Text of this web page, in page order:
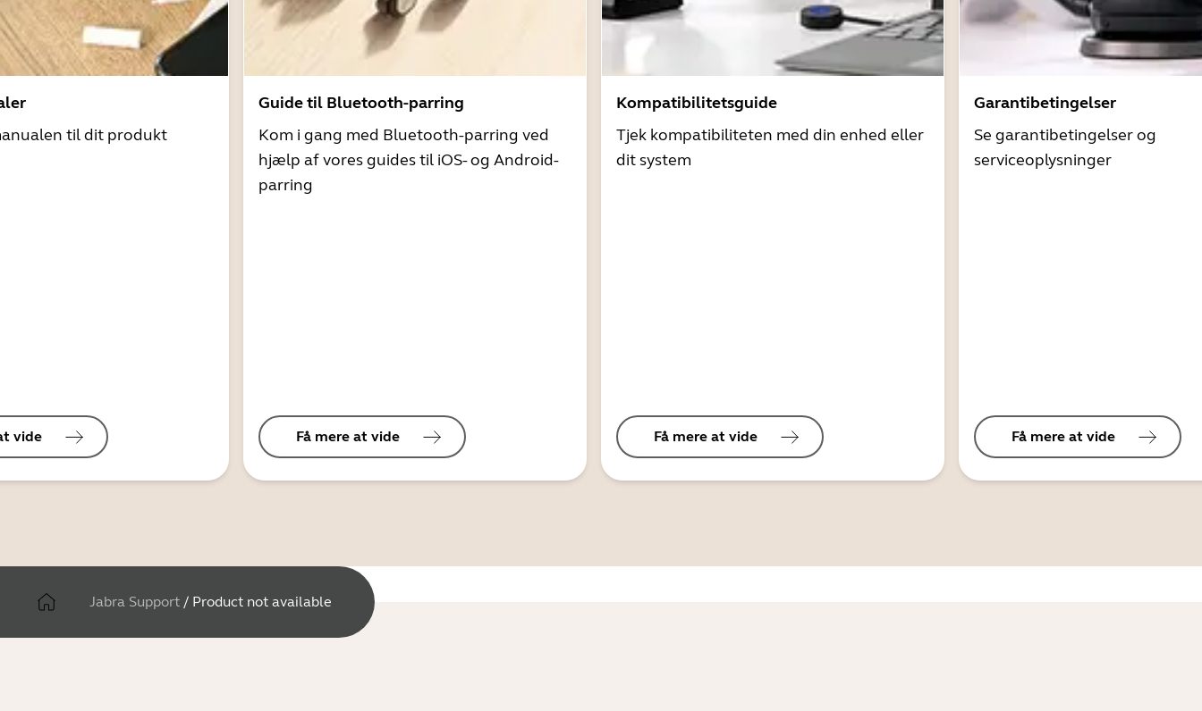
til dit produkt
vide
Guide til Bluetooth-parring
Kom i gang med Bluetooth-parring ved
hjælp af vores guides til iOS- og Android-
parring
Få mere at vide
Kompatibilitetsguide
Tjek kompatibiliteten med din enhed eller
dit system
Få mere at vide
Garantibetingelser
Se garantibetingelser og
serviceoplysninger
Få mere at vide
Jabra Support / Product not available